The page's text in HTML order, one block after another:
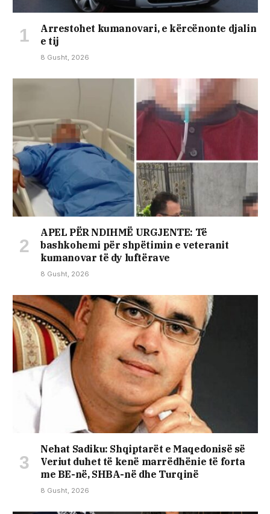
Arrestohet kumanovari, e kërcënonte djalin
e tij
8 Gusht, 2026
APEL PËR NDIHMË URGJENTE: Të
bashkohemi për shpëtimin e veteranit
kumanovar të dy luftërave
8 Gusht, 2026
Nehat Sadiku: Shqiptarët e Maqedonisë së
Veriut duhet të kenë marrëdhënie të forta
me BE-në, SHBA-në dhe Turqinë
8 Gusht, 2026